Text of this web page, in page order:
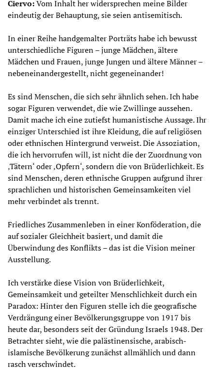
Ciervo:Vom Inhalt her widersprechen meine Bilder
eindeutig der Behauptung, sie seien antisemitisch.
In einer Reihe handgemalter Porträts habe ich bewusst
unterschiedliche Figuren – junge Mädchen, ältere
Mädchen und Frauen, junge Jungen und ältere Männer –
nebeneinandergestellt, nicht gegeneinander!
Es sind Menschen, die sich sehr ähnlich sehen. Ich habe
sogar Figuren verwendet, die wie Zwillinge aussehen.
Damit mache ich eine zutiefst humanistische Aussage. Ihr
einziger Unterschied ist ihre Kleidung, die auf religiösen
oder ethnischen Hintergrund verweist. Die Assoziation,
die ich hervorrufen will, ist nicht die der Zuordnung von
‚Tätern‘ oder ‚Opfern‘, sondern die von Brüderlichkeit. Es
sind Menschen, deren ethnische Gruppen aufgrund ihrer
sprachlichen und historischen Gemeinsamkeiten viel
mehr verbindet als trennt.
Friedliches Zusammenleben in einer Konföderation, die
auf sozialer Gleichheit basiert, und damit die
Überwindung des Konflikts – das ist die Vision meiner
Ausstellung.
Ich verstärke diese Vision von Brüderlichkeit,
Gemeinsamkeit und geteilter Menschlichkeit durch ein
Paradox: Hinter den Figuren stelle ich die geografische
Verdrängung einer Bevölkerungsgruppe von 1917 bis
heute dar, besonders seit der Gründung Israels 1948. Der
Betrachter sieht, wie die palästinensische, arabisch-
islamische Bevölkerung zunächst allmählich und dann
rasch verschwindet.